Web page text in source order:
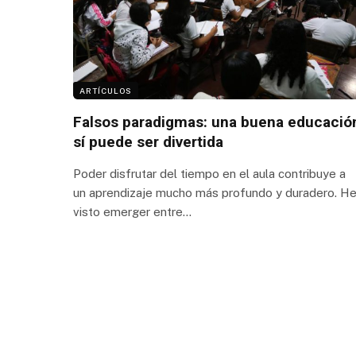
ARTÍCULOS
Falsos paradigmas: una buena
sí puede ser divertida
Poder disfrutar del tiempo en el aula contribuye a
un aprendizaje mucho más profundo y duradero. He
visto emerger entre…